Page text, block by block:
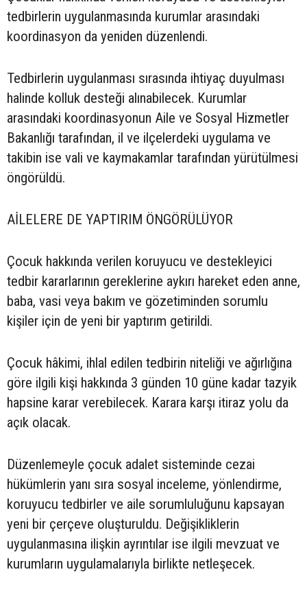
tedbirlerin uygulanmasında kurumlar arasındaki
koordinasyon da yeniden düzenlendi.
Tedbirlerin uygulanması sırasında ihtiyaç duyulması
halinde kolluk desteği alınabilecek. Kurumlar
arasındaki koordinasyonun Aile ve Sosyal Hizmetler
Bakanlığı tarafından, il ve ilçelerdeki uygulama ve
takibin ise vali ve kaymakamlar tarafından yürütülmesi
öngörüldü.
AİLELERE DE YAPTIRIM ÖNGÖRÜLÜYOR
Çocuk hakkında verilen koruyucu ve destekleyici
tedbir kararlarının gereklerine aykırı hareket eden anne,
baba, vasi veya bakım ve gözetiminden sorumlu
kişiler için de yeni bir yaptırım getirildi.
Çocuk hâkimi, ihlal edilen tedbirin niteliği ve ağırlığına
göre ilgili kişi hakkında 3 günden 10 güne kadar tazyik
hapsine karar verebilecek. Karara karşı itiraz yolu da
açık olacak.
Düzenlemeyle çocuk adalet sisteminde cezai
hükümlerin yanı sıra sosyal inceleme, yönlendirme,
koruyucu tedbirler ve aile sorumluluğunu kapsayan
yeni bir çerçeve oluşturuldu. Değişikliklerin
uygulanmasına ilişkin ayrıntılar ise ilgili mevzuat ve
kurumların uygulamalarıyla birlikte netleşecek.